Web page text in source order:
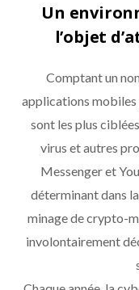
Un
l’objet
Comptant un
applications mobiles
sont les plus
virus et autres
Messenger et
déterminant dans
minage de crypto-
involontairement